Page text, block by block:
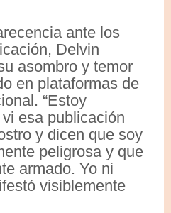
ante los
Delvin
asombro y temor
en plataformas de
“Estoy
esa publicación
y dicen que soy
peligrosa y que
armado. Yo ni
visiblemente